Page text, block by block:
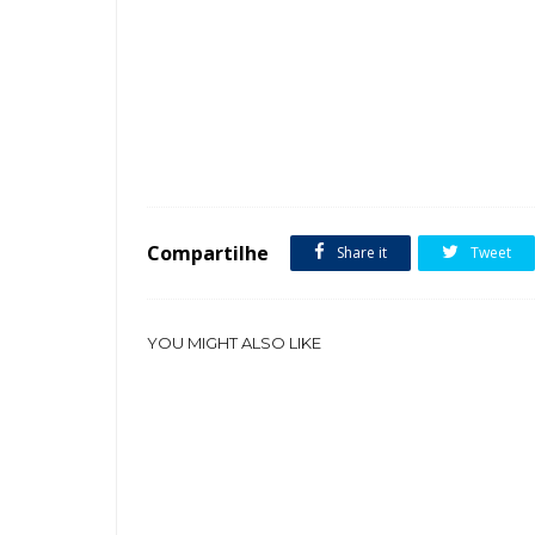
Compartilhe Share it Tweet
YOU MIGHT ALSO LIKE